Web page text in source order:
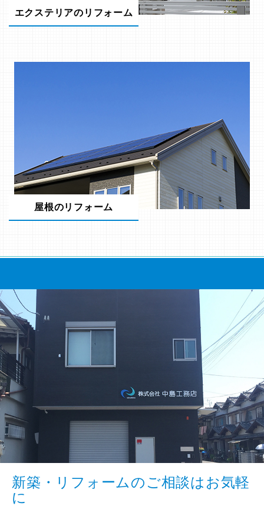
エクステリアのリフォーム
屋根のリフォーム
新築・リフォームのご相談はお気軽
に